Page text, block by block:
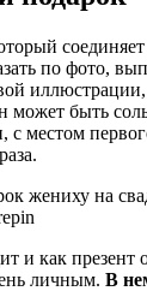
по фото,
может быть
местом
и как презент
личным. В